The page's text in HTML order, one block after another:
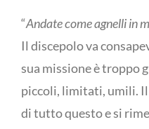
“Andate come agnelli in
Il discepolo va
sua missione è troppo
piccoli, limitati, umili. Il
di tutto questo e si